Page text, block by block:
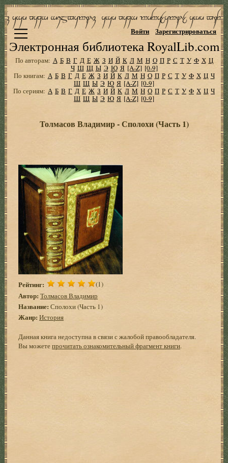
Электронная библиотека RoyalLib.com
Войти Зарегистрироваться
По авторам: А Б В Г Д Е Ж З И Й К Л М Н О П Р С Т У Ф Х Ц
Ч Ш Щ Ы Э Ю Я [A-Z] [0-9]
По книгам: А Б В Г Д Е Ж З И Й К Л М Н О П Р С Т У Ф Х Ц Ч
Ш Щ Ы Э Ю Я [A-Z] [0-9]
По сериям: А Б В Г Д Е Ж З И Й К Л М Н О П Р С Т У Ф Х Ц Ч
Ш Щ Ы Э Ю Я [A-Z] [0-9]
Толмасов Владимир - Сполохи (Часть 1)
Рейтинг: (1)
Автор: Толмасов Владимир
Название: Сполохи (Часть 1)
Жанр: История
Данная книга недоступна в связи с жалобой правообладателя.
Вы можетепрочитать ознакомительный фрагмент книги.